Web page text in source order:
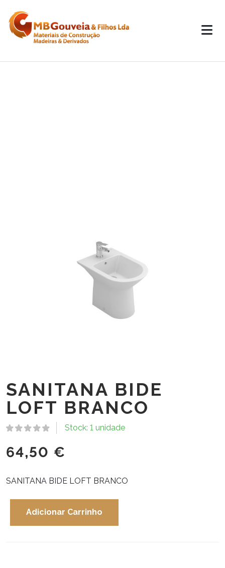
SANITANA BIDE
LOFT BRANCO
Stock: 1 unidade
64,50 €
SANITANA BIDE LOFT BRANCO
Quantidade
Adicionar Carrinho